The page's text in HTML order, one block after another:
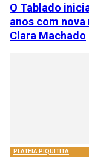
O Tablado
anos com
Clara Machado
PLATEIA PIQUITITA